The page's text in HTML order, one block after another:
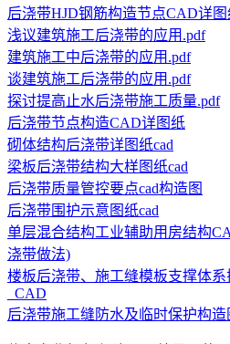
后浇带HJD钢筋构造节点CAD详图
浅议建筑施工后浇带的应用.pdf
建筑施工中后浇带的应用.pdf
谈建筑施工后浇带的应用.pdf
探讨提高止水后浇带施工质量.pdf
后浇带节点构造CAD详图纸
砌体结构后浇带详图纸cad
梁板后浇带结构大样图纸cad
后浇带质量管控要点cad构造图
后浇带围护示意图纸cad
单层混合结构工业辅助用房结构
浇带做法)
楼板后浇带、施工缝模板支撑体
_CAD
后浇带施工缝防水及临时保护构造